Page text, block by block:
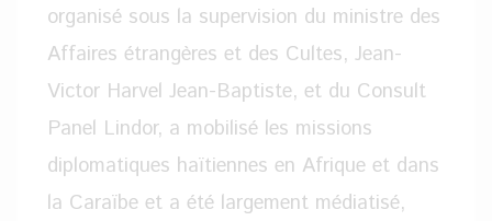
organisé sous la supervision du ministre des
Affaires étrangères et des Cultes, Jean-
Victor Harvel Jean-Baptiste, et du Consult
Panel Lindor, a mobilisé les missions
diplomatiques haïtiennes en Afrique et dans
la Caraïbe et a été largement médiatisé,